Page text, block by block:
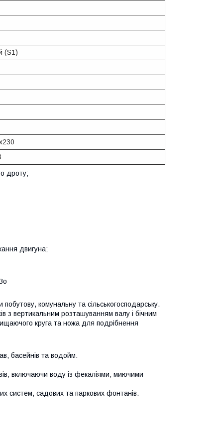
(S1)
дроту;
двигуна;
комунальну та сільськогосподарську.
з вертикальним розташуванням валу і бічним
круга та ножа для подрібнення
басейнів та водойм.
включаючи воду із фекаліями, миючими
садових та паркових фонтанів.